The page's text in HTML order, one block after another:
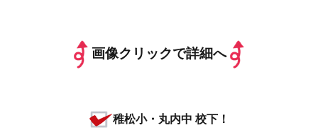
画像クリックで詳細へ
稚松小・丸内中 校下！